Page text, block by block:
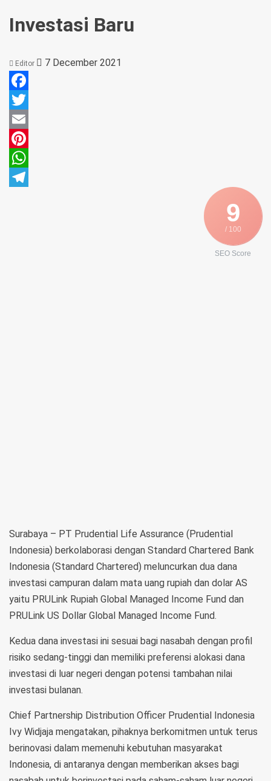
Investasi Baru
Editor 7 December 2021
Facebook
Twitter
Email
Pinterest
WhatsApp
9
/ 100
SEO Score
Surabaya – PT Prudential Life Assurance (Prudential
Indonesia) berkolaborasi dengan Standard Chartered Bank
Indonesia (Standard Chartered) meluncurkan dua dana
investasi campuran dalam mata uang rupiah dan dolar AS
yaitu PRULink Rupiah Global Managed Income Fund dan
PRULink US Dollar Global Managed Income Fund.
Kedua dana investasi ini sesuai bagi nasabah dengan profil
risiko sedang-tinggi dan memiliki preferensi alokasi dana
investasi di luar negeri dengan potensi tambahan nilai
investasi bulanan.
Chief Partnership Distribution Officer Prudential Indonesia
Ivy Widjaja mengatakan, pihaknya berkomitmen untuk terus
berinovasi dalam memenuhi kebutuhan masyarakat
Indonesia, di antaranya dengan memberikan akses bagi